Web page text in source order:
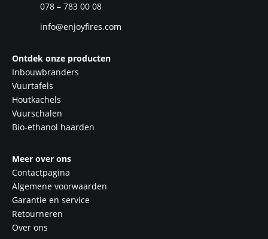
078 – 783 00 08
info@enjoyfires.com
Ontdek onze producten
Inbouwbranders
Vuurtafels
Houtkachels
Vuurschalen
Bio-ethanol haarden
Meer over ons
Contactpagina
Algemene voorwaarden
Garantie en service
Retourneren
Over ons